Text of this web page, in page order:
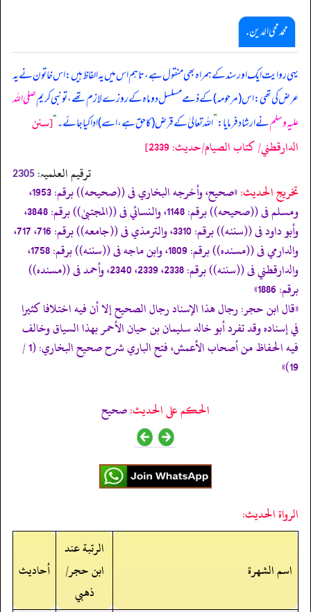
محمد محی الدین .
یہی روایت ایک اور سند کے ہمراہ بھی منقول ہے، تاہم اس میں یہ الفاظ ہیں: اس خاتون نے یہ
عرض کی تھی: اس (مرحومہ) کے ذمے مسلسل دو ماہ کے روزے لازم تھے، تو نبی کریمصلی اللہ
علیہ وسلمنے ارشاد فرمایا:”اللہ تعالیٰ کے قرض (کا حق ہے، اسے) ادا کیا جائے۔“[سنن
الدارقطني/ كتاب الصيام/حدیث: 2339]
ترقیم العلمیہ: 2305
تخریج الحدیث:
«صحيح، وأخرجه البخاري فى ((صحيحه)) برقم: 1953،
ومسلم فى ((صحيحه)) برقم: 1148، والنسائي فى ((المجتبیٰ)) برقم: 3848،
وأبو داود فى ((سننه)) برقم: 3310، والترمذي فى ((جامعه)) برقم: 716، 717،
والدارمي فى ((مسنده)) برقم: 1809، وابن ماجه فى ((سننه)) برقم: 1758،
والدارقطني فى ((سننه)) برقم: 2338، 2339، 2340، وأحمد فى ((مسنده))
برقم: 1886»
«قال ابن حجر: رجال هذا الإسناد رجال الصحيح إلا أن فيه اختلافا كثيرا
في إسناده وقد تفرد أبو خالد سليمان بن حيان الأحمر بهذا السياق وخالف
فيه الحفاظ من أصحاب الأعمش، فتح الباري شرح صحيح البخاري: (1 /
19)»
الحكم على الحديث:صحيح
الرواة الحديث:
اسم الشهرة
الرتبة عند
ابن حجر/
ذهبي
أحاديث